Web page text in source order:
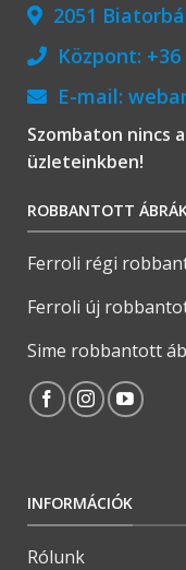
2051
Központ: +36
E-mail:
Szombaton nincs
üzleteinkben!
ROBBANTOTT
Ferroli régi
Ferroli új
Sime robbantott
INFORMÁCIÓK
Rólunk